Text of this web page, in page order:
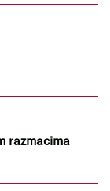
razmacima